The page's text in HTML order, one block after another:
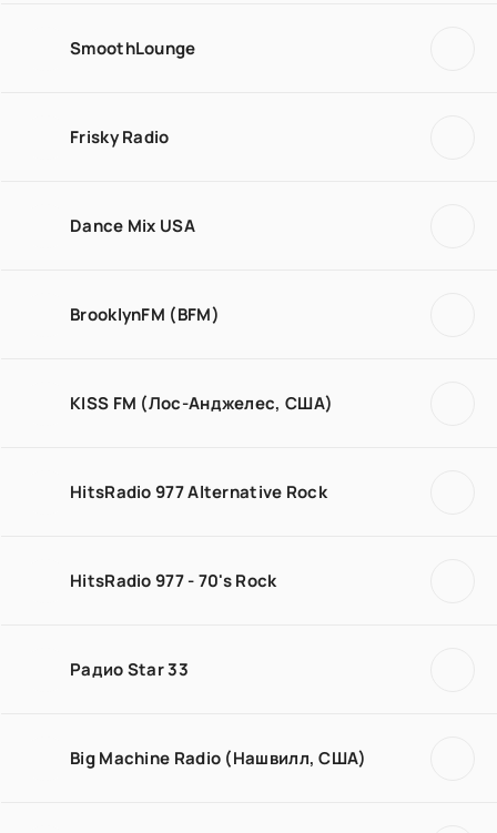
SmoothLounge
Frisky Radio
Dance Mix USA
BrooklynFM (BFM)
KISS FM (Лос-Анджелес, США)
HitsRadio 977 Alternative Rock
HitsRadio 977 - 70's Rock
Радио Star 33
Big Machine Radio (Нашвилл, США)